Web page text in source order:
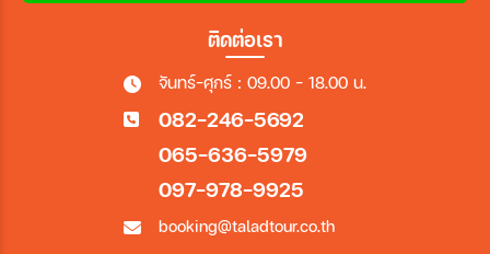
ติดต่อเรา
จันทร์-ศุกร์ : 09.00 - 18.00 น.
082-246-5692
065-636-5979
097-978-9925
booking@taladtour.co.th